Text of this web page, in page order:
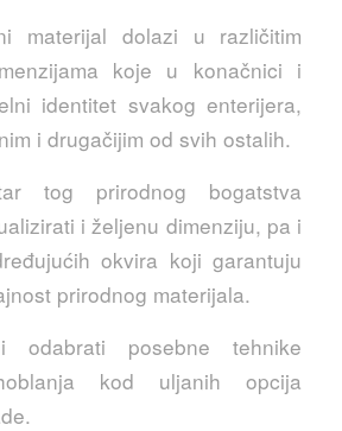
materijal dolazi u različitim
koje u konačnici i
identitet svakog enterijera,
i drugačijim od svih ostalih.
tog prirodnog bogatstva
i željenu dimenziju, pa i
okvira koji garantuju
prirodnog materijala.
odabrati posebne tehnike
kod uljanih opcija